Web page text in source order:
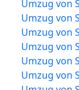
Umzug von
Umzug von
Umzug von
Umzug von
Umzug von
Umzug von